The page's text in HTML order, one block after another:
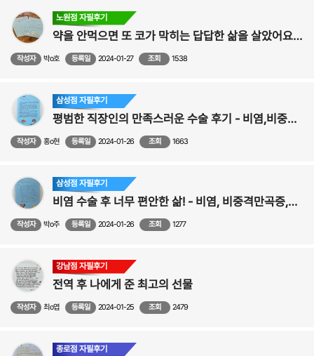
노원점 자필후기
약을 안먹으면 또 코가 막히는 답답한 삶을 살았어요 - 비염,비중격,축농증,비밸브,코수술 후기
작성자 박o호 등록일 2024-01-27 조회 1538
삼성점 자필후기
평범한 직장인의 만족스러운 수술 후기 - 비염,비중격만곡증,비밸브,코성형후
작성자 홍o현 등록일 2024-01-26 조회 1663
삼성점 자필후기
비염 수술 후 너무 편안한 삶! - 비염, 비중격만곡증,코성형후기
작성자 박o주 등록일 2024-01-26 조회 1277
강남점 자필후기
전역 후 나에게 준 최고의 선물
작성자 최o엽 등록일 2024-01-25 조회 2479
종로점 자필후기